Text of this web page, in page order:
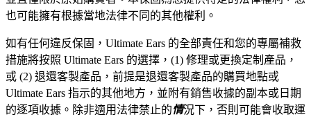
也可能擁有根據當地法律不同的其他權利。
如有任何違反保固，Ultimate Ears 的全部責任和您的專屬補救
措施將按照 Ultimate Ears 的選擇，(1) 修理或更換定制產品，
或 (2) 退還客製產品，前提是退還客製產品的購買地點或
Ultimate Ears 指示的其他地方，並附有銷售收據的副本或日期
的逐項收據。除非適用法律禁止的情況下，否則可能會收取運